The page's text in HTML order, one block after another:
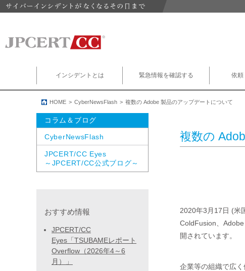
インシデントとは 緊急情報を確認する 依頼
HOME CyberNewsFlash 複数の Adobe 製品のアップデートについて
複数の
2020年3月17日 (米
ColdFusion、
開されています。
企業等の組織で広
コラム＆ブログ
CyberNewsFlash
JPCERT/CC Eyes
～JPCERT/CC公式ブログ～
おすすめ情報
JPCERT/CC
Eyes「TSUBAMEレポート
Overflow（2026年4～6
月）」